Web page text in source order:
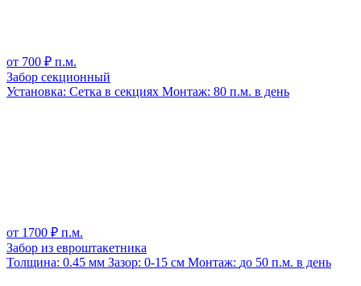
от 700 ₽ п.м.
Забор секционный
Установка: Сетка в секциях Монтаж: 80 п.м. в день
от 1700 ₽ п.м.
Забор из евроштакетника
Толщина: 0.45 мм Зазор: 0-15 см Монтаж: до 50 п.м. в день